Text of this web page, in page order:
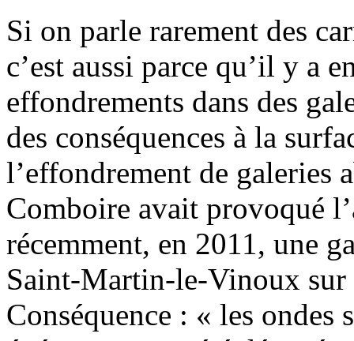
Si on parle rarement des
c’est aussi parce qu’il y a
effondrements dans des
des conséquences à la
l’effondrement de galeries
Comboire avait provoqué
récemment, en 2011, une
Saint-Martin-le-Vinoux sur
Conséquence : « les ondes